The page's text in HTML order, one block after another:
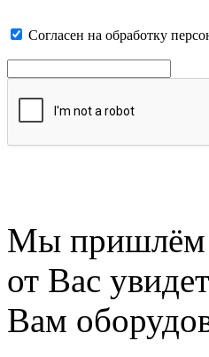
Cогласен на обработку
Мы пришлём
от Вас
Вам